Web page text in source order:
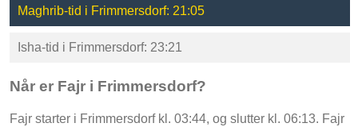
Maghrib-tid i Frimmersdorf: 21:05
Isha-tid i Frimmersdorf: 23:21
Når er Fajr i Frimmersdorf?
Fajr starter i Frimmersdorf kl. 03:44, og slutter kl. 06:13. Fajr